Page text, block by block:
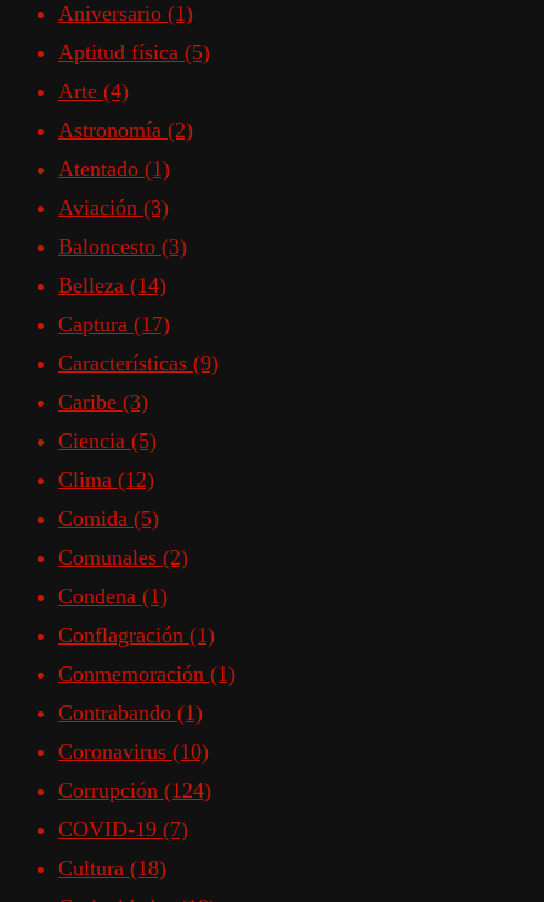
Aniversario (1)
Aptitud física (5)
Arte (4)
Astronomía (2)
Atentado (1)
Aviación (3)
Baloncesto (3)
Belleza (14)
Captura (17)
Características (9)
Caribe (3)
Ciencia (5)
Clima (12)
Comida (5)
Comunales (2)
Condena (1)
Conflagración (1)
Conmemoración (1)
Contrabando (1)
Coronavirus (10)
Corrupción (124)
COVID-19 (7)
Cultura (18)